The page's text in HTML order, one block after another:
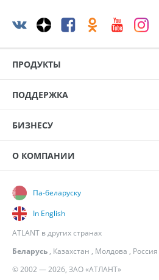
ПРОДУКТЫ
ПОДДЕРЖКА
БИЗНЕСУ
О КОМПАНИИ
© 2002 — 2026, ЗАО «АТЛАНТ»
Па-беларуску
In English
ATLANT в других странах
Беларусь, Казахстан , Молдова , Россия